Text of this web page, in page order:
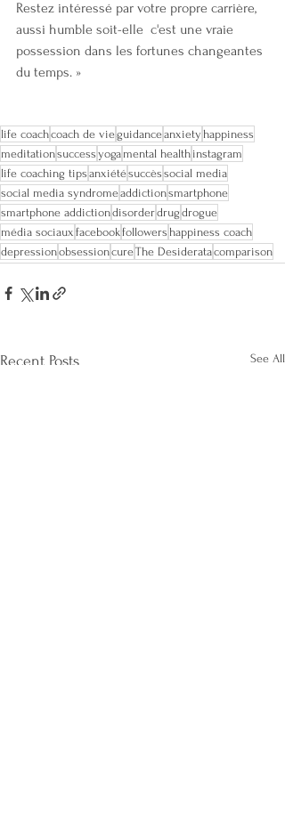
Restez intéressé par votre propre carrière,
aussi humble soit-elle  c'est une vraie
possession dans les fortunes changeantes
du temps. »
life coachcoach de vieguidanceanxiety happiness
meditationsuccess yoga mental health instagram
life coaching tips anxiétésuccès social media
social media syndromeaddictionsmartphone
smartphone addictiondisorderdrug drogue
média sociaux facebookfollowers happiness coach
depressionobsessioncureThe Desideratacomparison
Recent Posts See All